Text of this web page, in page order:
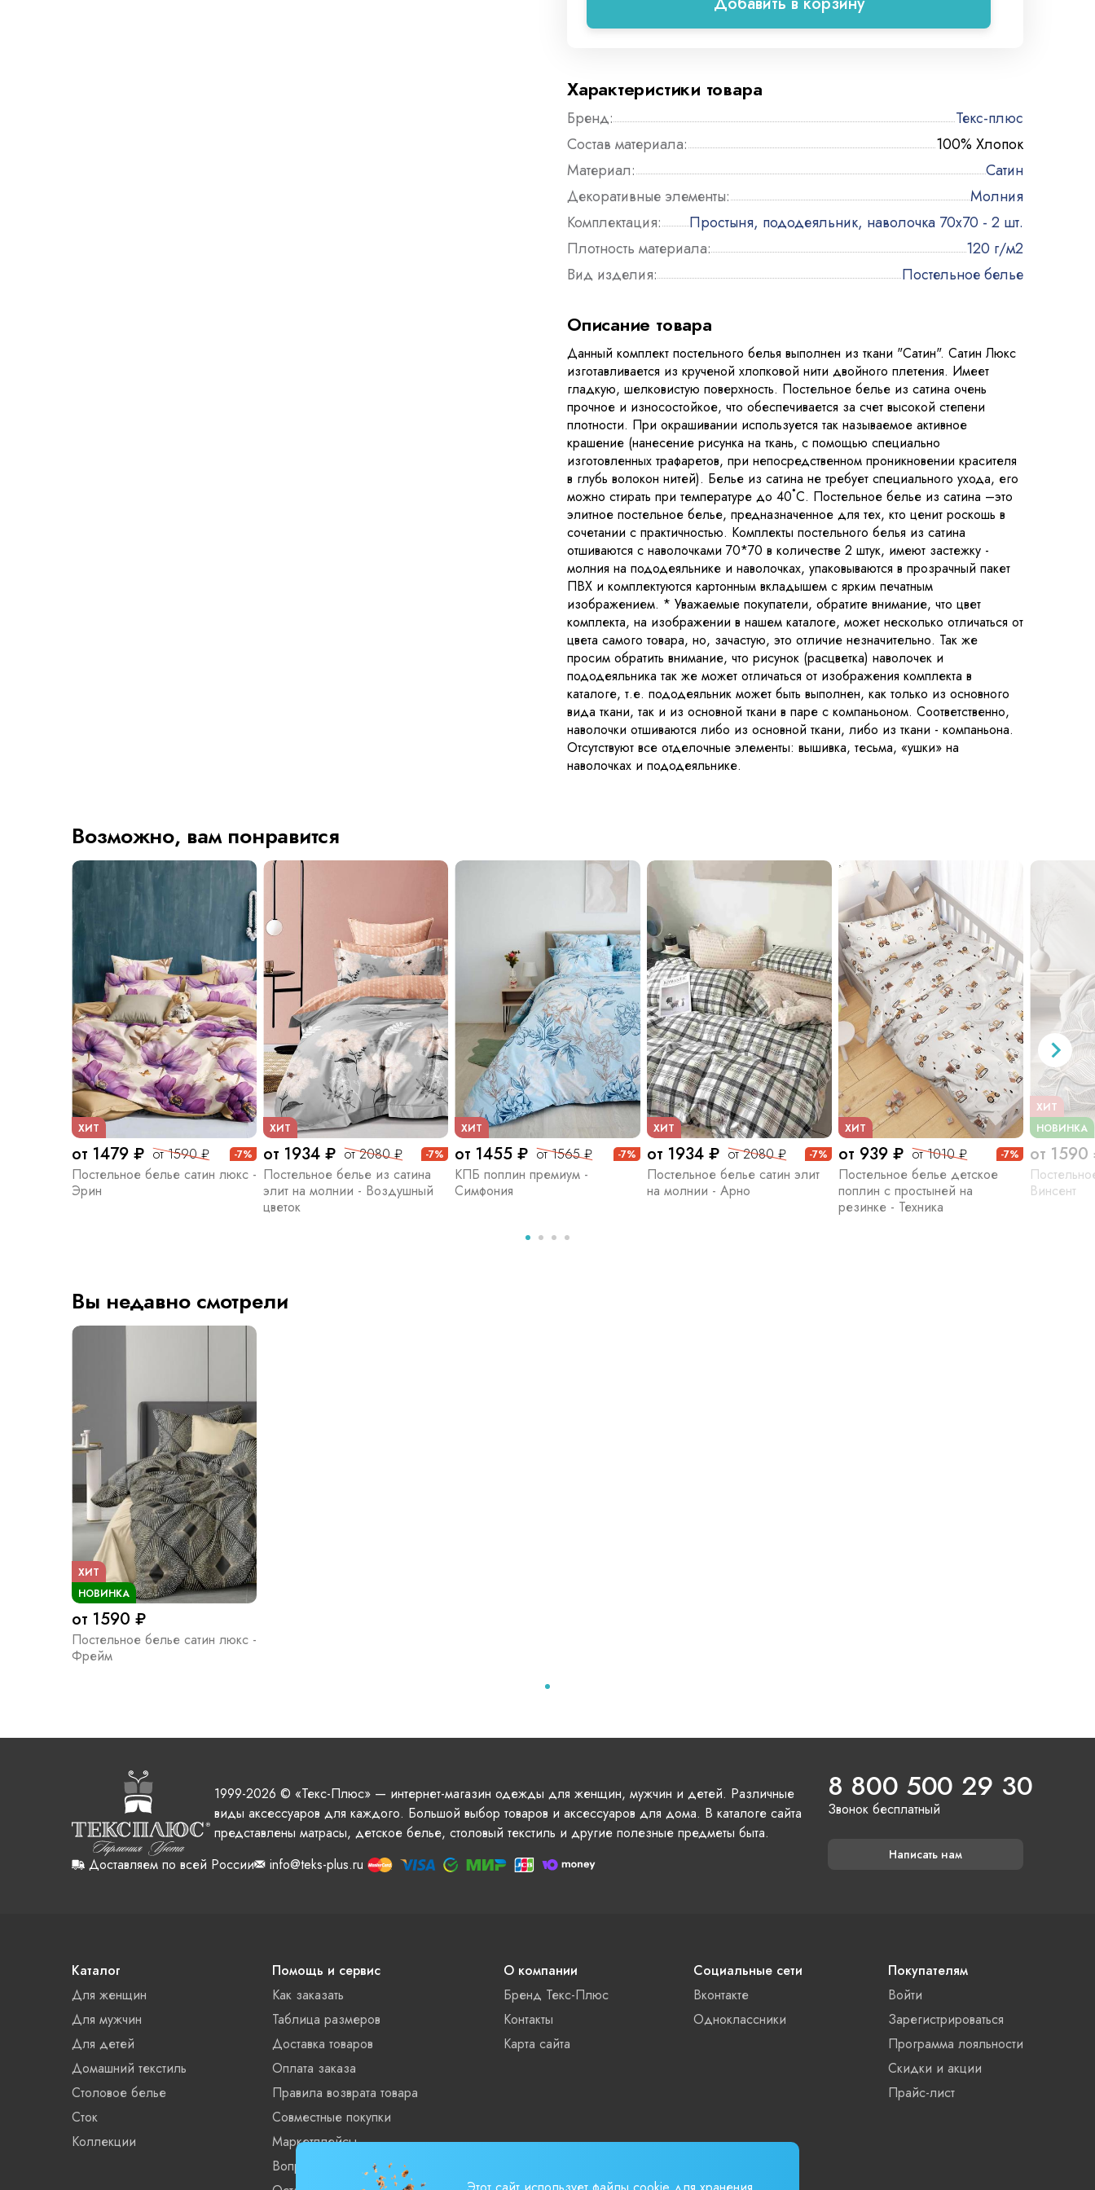
Характеристики товара
Бренд:
Текс-плюс
Состав материала:
100% Хлопок
Материал:
Сатин
Декоративные элементы:
Молния
Комплектация:
Простыня, пододеяльник, наволочка 70х70 - 2 шт.
Плотность материала:
120 г/м2
Вид изделия:
Постельное белье
Описание товара
Данный комплект постельного белья выполнен из ткани "Сатин". Сатин Люкс
изготавливается из крученой хлопковой нити двойного плетения. Имеет
гладкую, шелковистую поверхность. Постельное белье из сатина очень
прочное и износостойкое, что обеспечивается за счет высокой степени
плотности. При окрашивании используется так называемое активное
крашение (нанесение рисунка на ткань, с помощью специально
изготовленных трафаретов, при непосредственном проникновении красителя
в глубь волокон нитей). Белье из сатина не требует специального ухода, его
можно стирать при температуре до 40˚С. Постельное белье из сатина –это
элитное постельное белье, предназначенное для тех, кто ценит роскошь в
сочетании с практичностью. Комплекты постельного белья из сатина
отшиваются с наволочками 70*70 в количестве 2 штук, имеют застежку -
молния на пододеяльнике и наволочках, упаковываются в прозрачный пакет
ПВХ и комплектуются картонным вкладышем с ярким печатным
изображением. * Уважаемые покупатели, обратите внимание, что цвет
комплекта, на изображении в нашем каталоге, может несколько отличаться от
цвета самого товара, но, зачастую, это отличие незначительно. Так же
просим обратить внимание, что рисунок (расцветка) наволочек и
пододеяльника так же может отличаться от изображения комплекта в
каталоге, т.е. пододеяльник может быть выполнен, как только из основного
вида ткани, так и из основной ткани в паре с компаньоном. Соответственно,
наволочки отшиваются либо из основной ткани, либо из ткани - компаньона.
Отсутствуют все отделочные элементы: вышивка, тесьма, «ушки» на
наволочках и пододеяльнике.
Возможно, вам понравится
ХИТ
от 1479 ₽ от 1590 ₽ -7%
Постельное белье сатин люкс -
Эрин
ХИТ
от 1934 ₽ от 2080 ₽ -7%
Постельное белье из сатина
элит на молнии - Воздушный
цветок
ХИТ
от 1455 ₽ от 1565 ₽ -7%
КПБ поплин премиум -
Симфония
ХИТ
от 1934 ₽ от 2080 ₽ -7%
Постельное белье сатин элит
на молнии - Арно
ХИТ
от 939 ₽ от 1010 ₽ -7%
Постельное белье детское
поплин с простыней на
резинке - Техника
ХИТ
НОВИНКА
от 1590
Винсент
Вы недавно смотрели
ХИТ
НОВИНКА
от 1590 ₽
Постельное белье сатин люкс -
Фрейм
1999-2026 © «Текс-Плюс» — интернет-магазин одежды для женщин, мужчин и детей. Различные
виды аксессуаров для каждого. Большой выбор товаров и аксессуаров для дома. В каталоге сайта
представлены матрасы, детское белье, столовый текстиль и другие полезные предметы быта.
Доставляем по всей России
info@teks-plus.ru
8 800 500 29 30
Звонок бесплатный
Написать нам
Каталог
Для женщин
Для мужчин
Для детей
Домашний текстиль
Столовое белье
Сток
Коллекции
Помощь и сервис
Как заказать
Таблица размеров
Доставка товаров
Оплата заказа
Правила возврата товара
Совместные покупки
Маркетплейсы
Вопросы и ответы
О компании
Бренд Текс-Плюс
Контакты
Карта сайта
Социальные сети
Вконтакте
Одноклассники
Покупателям
Войти
Зарегистрироваться
Программа лояльности
Скидки и акции
Прайс-лист